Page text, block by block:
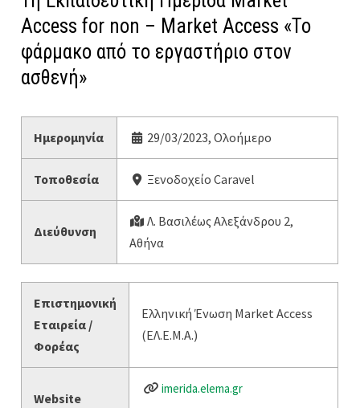
Access for non – Market Access «Το
φάρμακο από το εργαστήριο στον
ασθενή»
Ημερομηνία 29/03/2023, Ολοήμερο
Τοποθεσία Ξενοδοχείο Caravel
Διεύθυνση
Λ. Βασιλέως Αλεξάνδρου 2,
Αθήνα
Επιστημονική
Εταιρεία /
Φορέας
Ελληνική Ένωση Market Access
(ΕΛ.Ε.Μ.Α.)
Website
imerida.elema.gr